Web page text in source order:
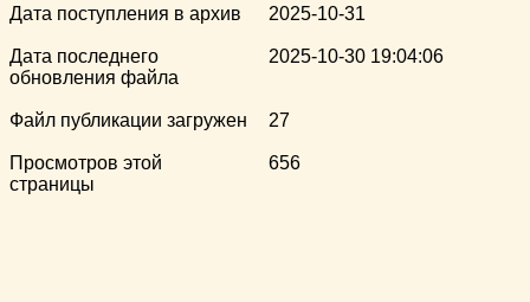
Дата поступления в архив 2025-10-31
Дата последнего
обновления файла
2025-10-30 19:04:06
Файл публикации загружен 27
Просмотров этой
страницы
656